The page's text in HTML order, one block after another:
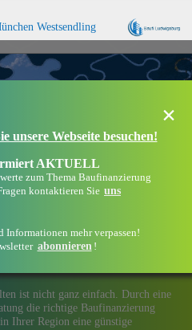
Westsendling
ist nicht ganz einfach. Durch eine
die richtige Baufinanzierung
Ihrer Region eine günstige
×
unsere Webseite besuchen!
AKTUELL
zum Thema Baufinanzierung
kontaktieren Sie uns
mehr verpassen!
abonnieren !